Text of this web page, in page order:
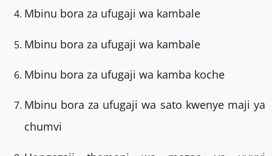
Mbinu bora za ufugaji wa kambale
Mbinu bora za ufugaji wa kambale
Mbinu bora za ufugaji wa kamba koche
Mbinu bora za ufugaji wa sato kwenye maji ya
chumvi